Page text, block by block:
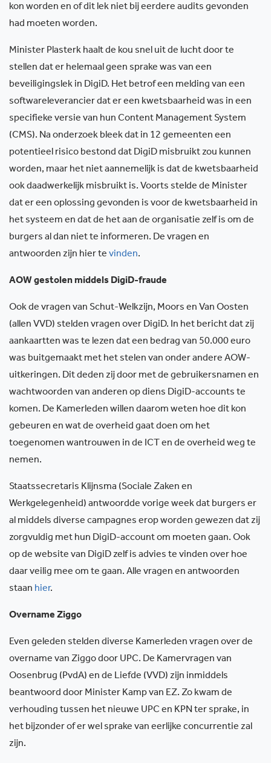
kon worden en of dit lek niet bij eerdere audits gevonden
had moeten worden.
Minister Plasterk haalt de kou snel uit de lucht door te
stellen dat er helemaal geen sprake was van een
beveiligingslek in DigiD. Het betrof een melding van een
softwareleverancier dat er een kwetsbaarheid was in een
specifieke versie van hun Content Management System
(CMS). Na onderzoek bleek dat in 12 gemeenten een
potentieel risico bestond dat DigiD misbruikt zou kunnen
worden, maar het niet aannemelijk is dat de kwetsbaarheid
ook daadwerkelijk misbruikt is. Voorts stelde de Minister
dat er een oplossing gevonden is voor de kwetsbaarheid in
het systeem en dat de het aan de organisatie zelf is om de
burgers al dan niet te informeren. De vragen en
antwoorden zijn hier te vinden.
AOW gestolen middels DigiD-fraude
Ook de vragen van Schut-Welkzijn, Moors en Van Oosten
(allen VVD) stelden vragen over DigiD. In het bericht dat zij
aankaartten was te lezen dat een bedrag van 50.000 euro
was buitgemaakt met het stelen van onder andere AOW-
uitkeringen. Dit deden zij door met de gebruikersnamen en
wachtwoorden van anderen op diens DigiD-accounts te
komen. De Kamerleden willen daarom weten hoe dit kon
gebeuren en wat de overheid gaat doen om het
toegenomen wantrouwen in de ICT en de overheid weg te
nemen.
Staatssecretaris Klijnsma (Sociale Zaken en
Werkgelegenheid) antwoordde vorige week dat burgers er
al middels diverse campagnes erop worden gewezen dat zij
zorgvuldig met hun DigiD-account om moeten gaan. Ook
op de website van DigiD zelf is advies te vinden over hoe
daar veilig mee om te gaan. Alle vragen en antwoorden
staan hier.
Overname Ziggo
Even geleden stelden diverse Kamerleden vragen over de
overname van Ziggo door UPC. De Kamervragen van
Oosenbrug (PvdA) en de Liefde (VVD) zijn inmiddels
beantwoord door Minister Kamp van EZ. Zo kwam de
verhouding tussen het nieuwe UPC en KPN ter sprake, in
het bijzonder of er wel sprake van eerlijke concurrentie zal
zijn.